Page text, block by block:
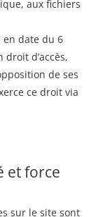
aux fichiers
en date du 6
droit d’accès,
de ses
ce droit via
et force
sur le site sont